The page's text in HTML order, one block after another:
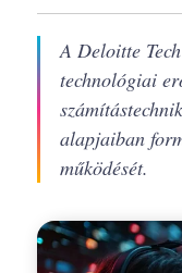
A Deloitte
technológiai
alapjaiban
működését.